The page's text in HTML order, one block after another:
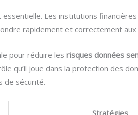
Les institutions
rapidement et correctement
pour réduire lesrisques données
qu’il joue dans la protection des
de sécurité.
Stratégies